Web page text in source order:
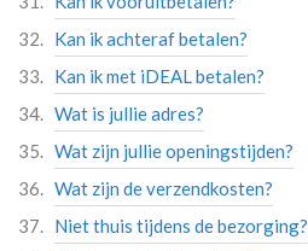
Kan ik achteraf betalen?
Kan ik met iDEAL betalen?
Wat is jullie adres?
Wat zijn jullie openingstijden?
Wat zijn de verzendkosten?
Niet thuis tijdens de bezorging?